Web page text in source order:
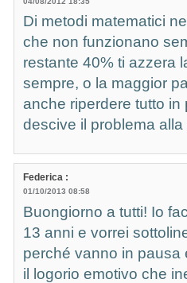
Di metodi matematici
che non funzionano
restante 40% ti azzera
sempre, o la maggior
anche riperdere tutto
descive il problema
Federica :
01/10/2013 08:58
Buongiorno a tutti! Io
13 anni e vorrei
perché vanno in pausa
il logorio emotivo che